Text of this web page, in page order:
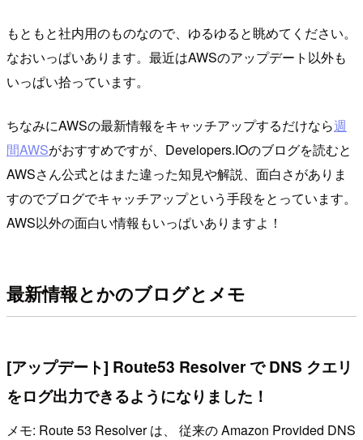
もともと社内用のものなので、ゆるゆると眺めてください。
なおいっぱいあります。最近はAWSのアップデート以外も
いっぱい拾っています。
ちなみにAWSの最新情報をキャッチアップするだけなら週
間AWSがおすすめですが、Developers.IOのブログを読むと
AWSさん公式とはまた違った知見や解説、面白さがありま
すのでブログでキャッチアップという手段をとっています。
AWS以外の面白い情報もいっぱいありますよ！
最新情報とかのブログとメモ
[アップデート] Route53 Resolver で DNS クエリ
をログ出力できるようになりました！
メモ: Route 53 Resolver は、 従来の Amazon Provided DNS